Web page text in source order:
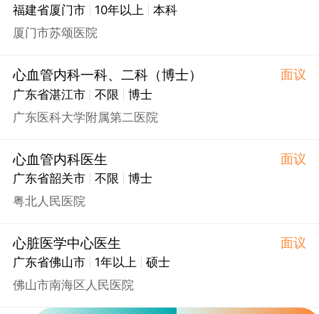
福建省厦门市 10年以上
本科
厦门市苏颂医院
心血管内科一科、二科（博士） 面议
广东省湛江市 不限
博士
广东医科大学附属第二医院
心血管内科医生 面议
广东省韶关市 不限
博士
粤北人民医院
心脏医学中心医生 面议
广东省佛山市 1年以上
硕士
佛山市南海区人民医院